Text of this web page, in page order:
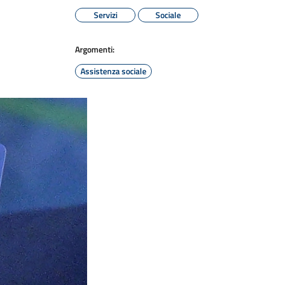
Servizi
Sociale
Argomenti:
Assistenza sociale